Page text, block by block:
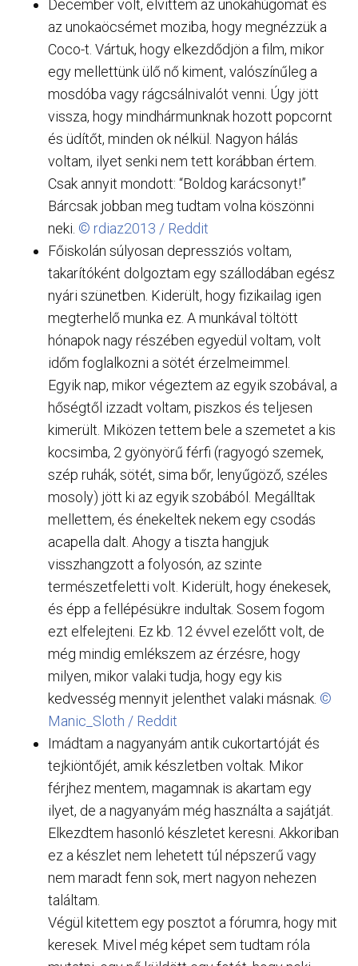
December volt, elvittem az unokahúgomat és
az unokaöcsémet moziba, hogy megnézzük a
Coco-t. Vártuk, hogy elkezdődjön a film, mikor
egy mellettünk ülő nő kiment, valószínűleg a
mosdóba vagy rágcsálnivalót venni. Úgy jött
vissza, hogy mindhármunknak hozott popcornt
és üdítőt, minden ok nélkül. Nagyon hálás
voltam, ilyet senki nem tett korábban értem.
Csak annyit mondott: “Boldog karácsonyt!”
Bárcsak jobban meg tudtam volna köszönni
neki. © rdiaz2013 / Reddit
Főiskolán súlyosan depressziós voltam,
takarítóként dolgoztam egy szállodában egész
nyári szünetben. Kiderült, hogy fizikailag igen
megterhelő munka ez. A munkával töltött
hónapok nagy részében egyedül voltam, volt
időm foglalkozni a sötét érzelmeimmel.
Egyik nap, mikor végeztem az egyik szobával, a
hőségtől izzadt voltam, piszkos és teljesen
kimerült. Miközen tettem bele a szemetet a kis
kocsimba, 2 gyönyörű férfi (ragyogó szemek,
szép ruhák, sötét, sima bőr, lenyűgöző, széles
mosoly) jött ki az egyik szobából. Megálltak
mellettem, és énekeltek nekem egy csodás
acapella dalt. Ahogy a tiszta hangjuk
visszhangzott a folyosón, az szinte
természetfeletti volt. Kiderült, hogy énekesek,
és épp a fellépésükre indultak. Sosem fogom
ezt elfelejteni. Ez kb. 12 évvel ezelőtt volt, de
még mindig emlékszem az érzésre, hogy
milyen, mikor valaki tudja, hogy egy kis
kedvesség mennyit jelenthet valaki másnak. ©
Manic_Sloth / Reddit
Imádtam a nagyanyám antik cukortartóját és
tejkiöntőjét, amik készletben voltak. Mikor
férjhez mentem, magamnak is akartam egy
ilyet, de a nagyanyám még használta a sajátját.
Elkezdtem hasonló készletet keresni. Akkoriban
ez a készlet nem lehetett túl népszerű vagy
nem maradt fenn sok, mert nagyon nehezen
találtam.
Végül kitettem egy posztot a fórumra, hogy mit
keresek. Mivel még képet sem tudtam róla